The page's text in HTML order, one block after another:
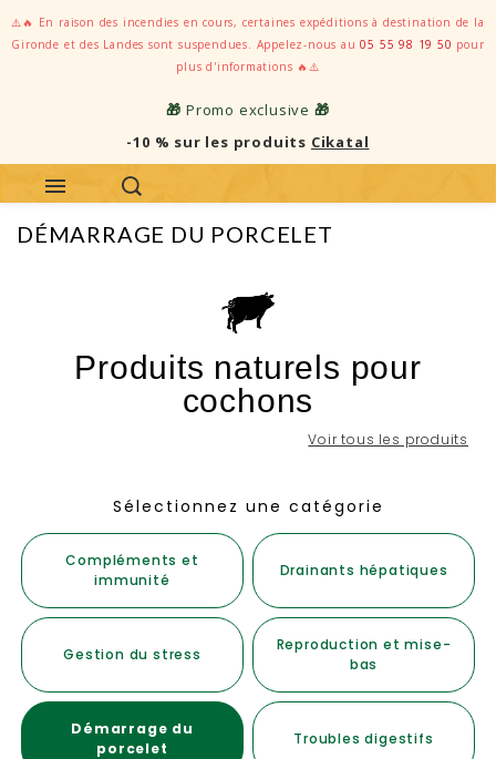
⚠️🔥 En raison des incendies en cours, certaines expéditions à destination de la
Gironde et des Landes sont suspendues. Appelez-nous au05 55 98 19 50 pour
plus d'informations 🔥⚠️
🎁 Promo exclusive 🎁
-10 % sur les produits Cikatal
DÉMARRAGE DU PORCELET
Produits naturels pour
cochons
Voir tous les produits
Sélectionnez une catégorie
Compléments et
immunité
Drainants hépatiques
Gestion du stress
Reproduction et mise-
bas
Démarrage du
porcelet
Troubles digestifs